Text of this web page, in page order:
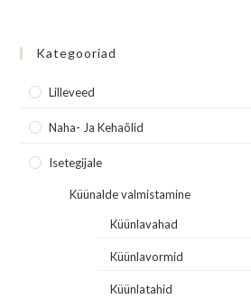
Kategooriad
Lilleveed
Naha- Ja Kehaõlid
Isetegijale
Küünalde valmistamine
Küünlavahad
Küünlavormid
Küünlatahid